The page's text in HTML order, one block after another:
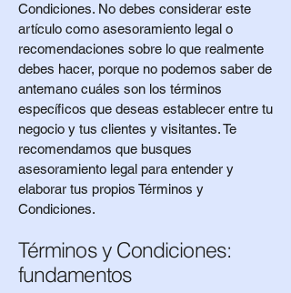
Condiciones. No debes considerar este
artículo como asesoramiento legal o
recomendaciones sobre lo que realmente
debes hacer, porque no podemos saber de
antemano cuáles son los términos
específicos que deseas establecer entre tu
negocio y tus clientes y visitantes. Te
recomendamos que busques
asesoramiento legal para entender y
elaborar tus propios Términos y
Condiciones.
Términos y Condiciones:
fundamentos